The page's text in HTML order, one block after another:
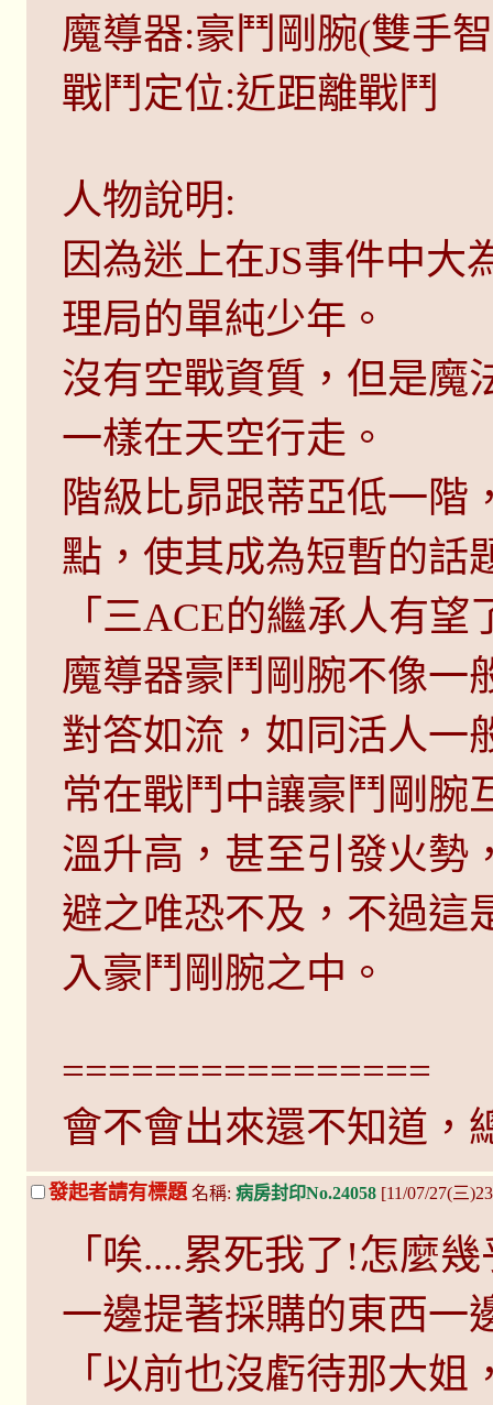
魔導器:豪鬥剛腕(雙手
戰鬥定位:近距離戰鬥
人物說明:
因為迷上在JS事件中大
理局的單純少年。
沒有空戰資質，但是魔
一樣在天空行走。
階級比昴跟蒂亞低一
點，使其成為短暫的話
「三ACE的繼承人有
魔導器豪鬥剛腕不像一
對答如流，如同活人一
常在戰鬥中讓豪鬥剛腕
溫升高，甚至引發火勢
避之唯恐不及，不過這
入豪鬥剛腕之中。
================
會不會出來還不知道，
發起者請有標題 名稱: 病房封印No.24058 [11/07/27(三
「唉....累死我了!怎麼
一邊提著採購的東西一
「以前也沒虧待那大